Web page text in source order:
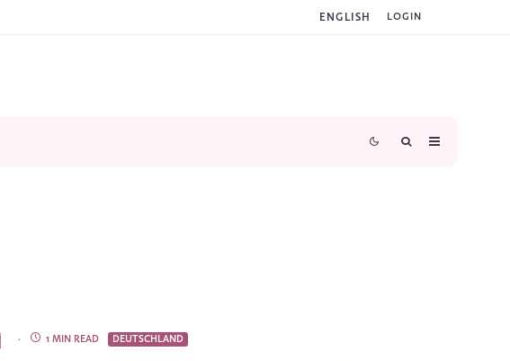
ENGLISH LOGIN
DEUTSCHLAND
1 MIN READ
·